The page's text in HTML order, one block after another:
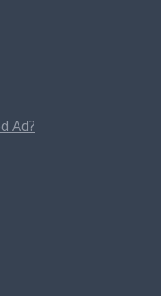
Ad?